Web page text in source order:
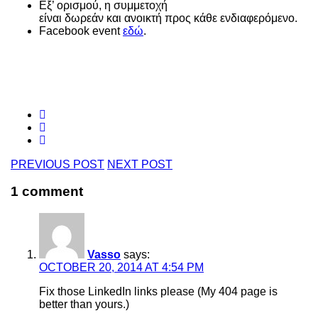
Εξ’ ορισμού, η συμμετοχή
είναι δωρεάν και ανοικτή προς κάθε ενδιαφερόμενο.
Facebook eventεδώ.
PREVIOUS POST NEXT POST
1 comment
Vasso says:
OCTOBER 20, 2014 AT 4:54 PM
Fix those LinkedIn links please (My 404 page is
better than yours.)